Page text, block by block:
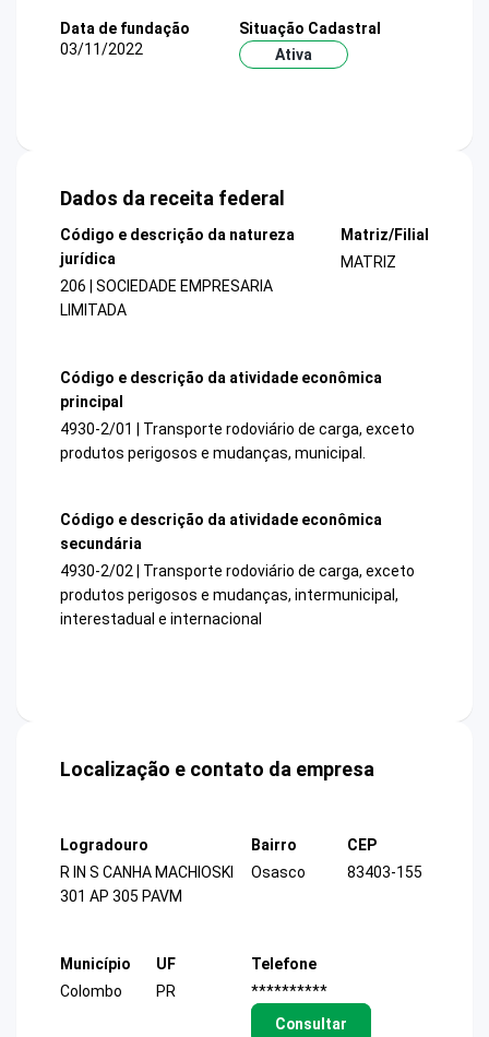
Data de fundação
03/11/2022
Situação Cadastral
Ativa
Dados da receita federal
Código e descrição da natureza
jurídica
206 | SOCIEDADE EMPRESARIA
LIMITADA
Matriz/Filial
MATRIZ
Código e descrição da atividade econômica
principal
4930-2/01 | Transporte rodoviário de carga, exceto
produtos perigosos e mudanças, municipal.
Código e descrição da atividade econômica
secundária
4930-2/02 | Transporte rodoviário de carga, exceto
produtos perigosos e mudanças, intermunicipal,
interestadual e internacional
Localização e contato da empresa
Logradouro
R IN S CANHA MACHIOSKI
301 AP 305 PAVM
Bairro
Osasco
CEP
83403-155
Município
Colombo
UF
PR
Telefone
**********
Consultar